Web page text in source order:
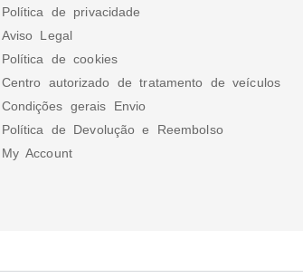
Política de privacidade
Aviso Legal
Política de cookies
Centro autorizado de tratamento de veículos
Condições gerais Envio
Política de Devolução e Reembolso
My Account